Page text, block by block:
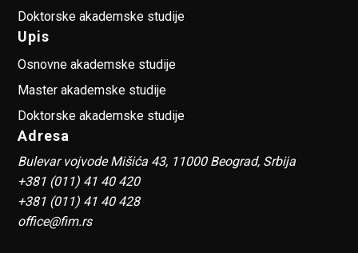
Doktorske akademske studije
Upis
Osnovne akademske studije
Master akademske studije
Doktorske akademske studije
Adresa
Bulevar vojvode Mišića 43, 11000 Beograd, Srbija
+381 (011) 41 40 420
+381 (011) 41 40 428
office@fim.rs